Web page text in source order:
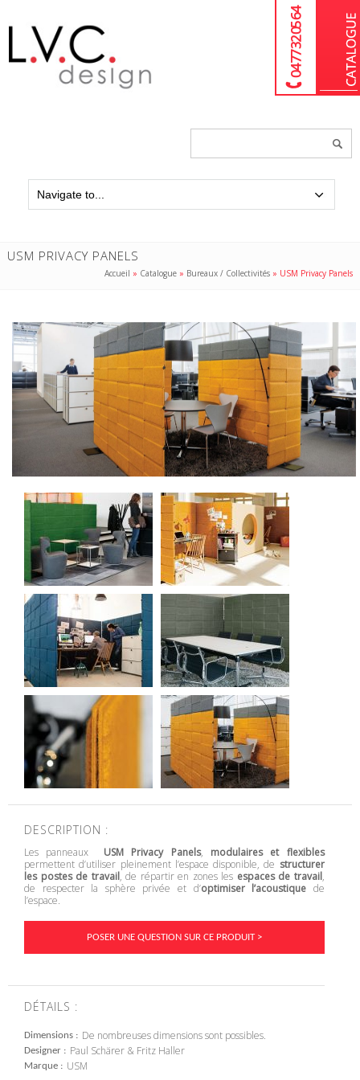
04 77 32 05 64
USM PRIVACY PANELS
Accueil » Catalogue » Bureaux / Collectivités » USM Privacy Panels
DESCRIPTION :
Les panneaux USM Privacy Panels, modulaires et flexibles
permettent d’utiliser pleinement l’espace disponible, de structurer
les postes de travail, de répartir en zones les espaces de travail,
de respecter la sphère privée et d’optimiser l’acoustique de
l’espace.
POSER UNE QUESTION SUR CE PRODUIT >
DÉTAILS :
Dimensions De nombreuses dimensions sont possibles.
Designer Paul Schärer & Fritz Haller
Marque USM